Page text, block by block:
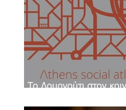
Το Δουργούτι στον